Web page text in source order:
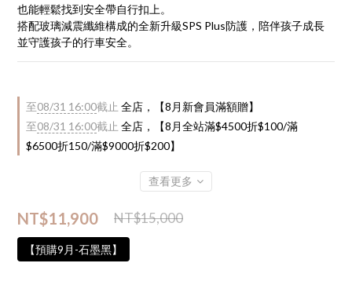
也能輕鬆找到安全帶自行扣上。
搭配玻璃減震纖維構成的全新升級SPS Plus防護，陪伴孩子成長
並守護孩子的行車安全。
至08/31 16:00截止 全店，【8月新會員滿額贈】
至08/31 16:00截止 全店，【8月全站滿$4500折$100/滿
$6500折150/滿$9000折$200】
查看更多
NT$11,900 NT$15,000
【預購9月-石墨黑】